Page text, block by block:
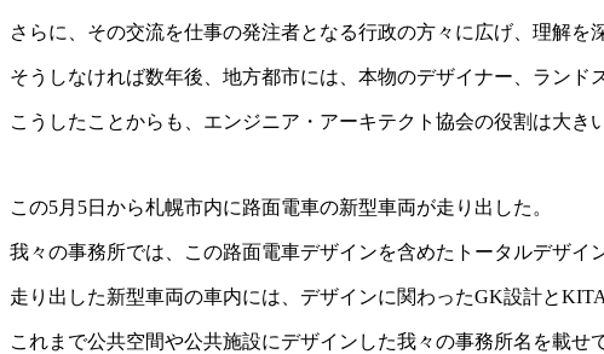
さらに、その交流を仕事の発注者となる行政の方々に広げ、理解を
そうしなければ数年後、地方都市には、本物のデザイナー、ラン
こうしたことからも、エンジニア・アーキテクト協会の役割は大き
この5月5日から札幌市内に路面電車の新型車両が走り出した。
我々の事務所では、この路面電車デザインを含めたトータルデザイ
走り出した新型車両の車内には、デザインに関わったGK設計と
これまで公共空間や公共施設にデザインした我々の事務所名を載せ